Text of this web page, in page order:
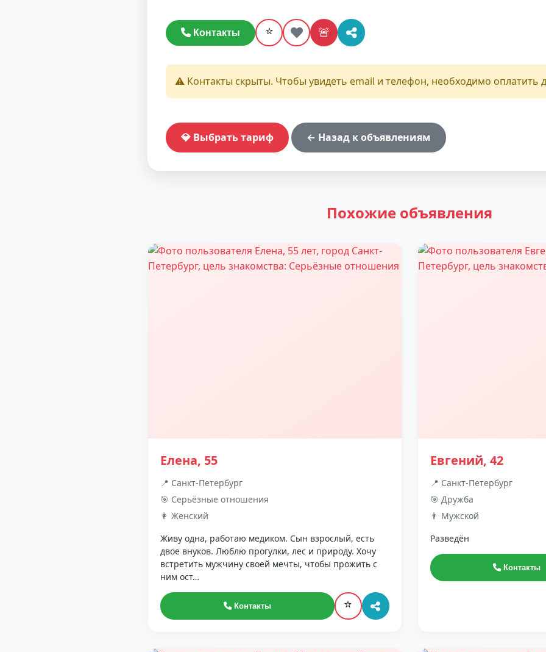
Контакты ⭐ 🚨
⚠️ Контакты скрыты. Чтобы увидеть email и телефон, необходимо оплатить
💎 Выбрать тариф ← Назад к объявлениям
Похожие объявления
Елена, 55
📍 Санкт-Петербург
🎯 Серьёзные отношения
👩 Женский
Живу одна, работаю медиком. Сын взрослый, есть
двое внуков. Люблю прогулки, лес и природу. Хочу
встретить мужчину своей мечты, чтобы прожить с
ним ост…
Контакты ⭐
Евгений, 42
📍 Санкт-Петербург
🎯 Дружба
👨 Мужской
Разведён
Контакты